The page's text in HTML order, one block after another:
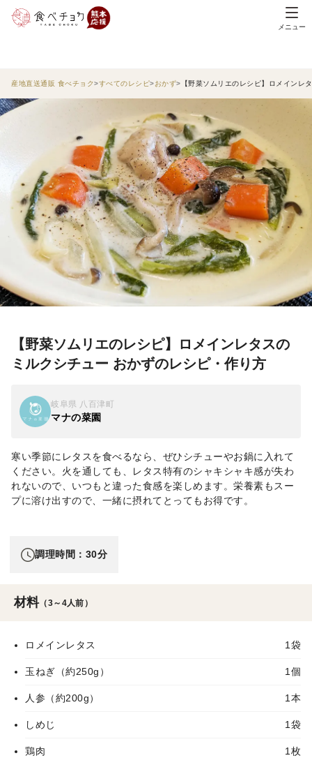
メニュー
産地直送通販 食べチョク すべてのレシピ おかず 【野菜ソムリエのレシピ】ロメインレ
【野菜ソムリエのレシピ】ロメインレタスの
ミルクシチュー おかずのレシピ・作り方
岐阜県 八百津町
マナの菜園
寒い季節にレタスを食べるなら、ぜひシチューやお鍋に入れて
ください。火を通しても、レタス特有のシャキシャキ感が失わ
れないので、いつもと違った食感を楽しめます。栄養素もスー
プに溶け出すので、一緒に摂れてとってもお得です。
材料（3～4人前）
ロメインレタス 1袋
玉ねぎ（約250g） 1個
人参（約200g） 1本
しめじ 1袋
鶏肉 1枚
調理時間：30分